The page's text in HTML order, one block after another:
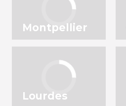
Montpellier
Lourdes